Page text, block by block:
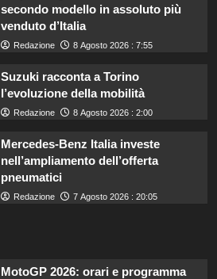
secondo modello in assoluto più
venduto d’Italia
Redazione 8 Agosto 2026 : 7:55
Suzuki racconta a Torino
l’evoluzione della mobilità
Redazione 8 Agosto 2026 : 2:00
Mercedes-Benz Italia investe
nell’ampliamento dell’offerta
pneumatici
Redazione 7 Agosto 2026 : 20:05
MotoGP 2026: orari e programma